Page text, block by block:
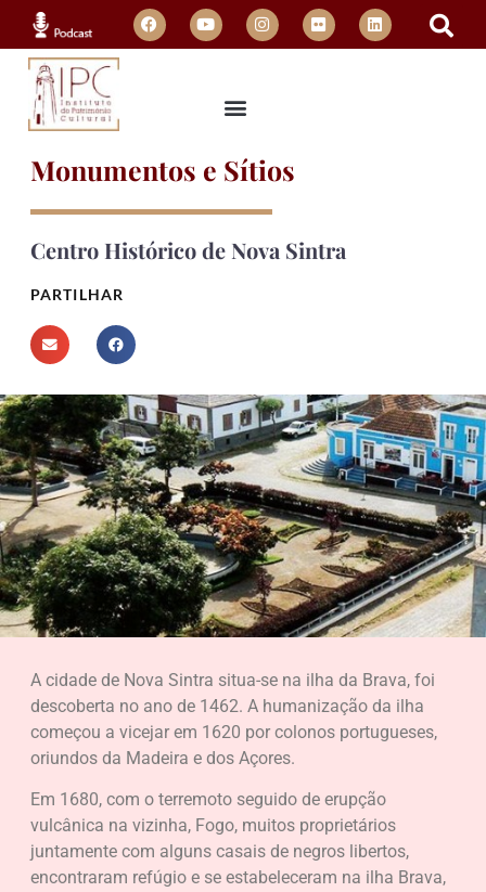
Monumentos e Sítios
Centro Histórico de Nova Sintra
PARTILHAR
A cidade de Nova Sintra situa-se na ilha da Brava, foi
descoberta no ano de 1462. A humanização da ilha
começou a vicejar em 1620 por colonos portugueses,
oriundos da Madeira e dos Açores.
Em 1680, com o terremoto seguido de erupção
vulcânica na vizinha, Fogo, muitos proprietários
juntamente com alguns casais de negros libertos,
encontraram refúgio e se estabeleceram na ilha Brava,